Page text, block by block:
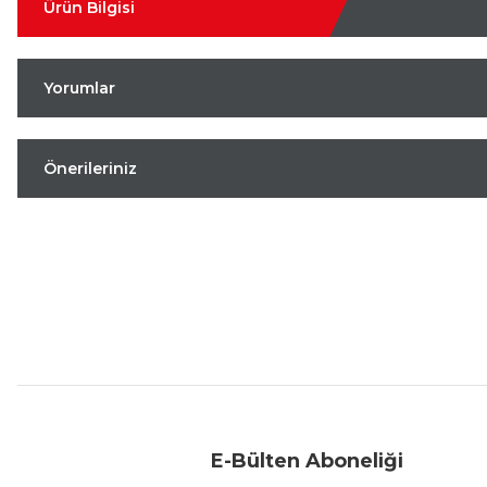
Ürün Bilgisi
Yorumlar
Önerileriniz
E-Bülten Aboneliği